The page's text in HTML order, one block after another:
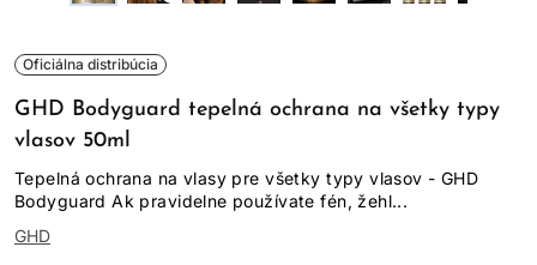
Oficiálna distribúcia
GHD Bodyguard tepelná ochrana na všetky typy
vlasov 50ml
Tepelná ochrana na vlasy pre všetky typy vlasov - GHD
Bodyguard Ak pravidelne používate fén, žehl...
GHD